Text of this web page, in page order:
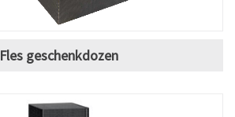
Fles geschenkdozen